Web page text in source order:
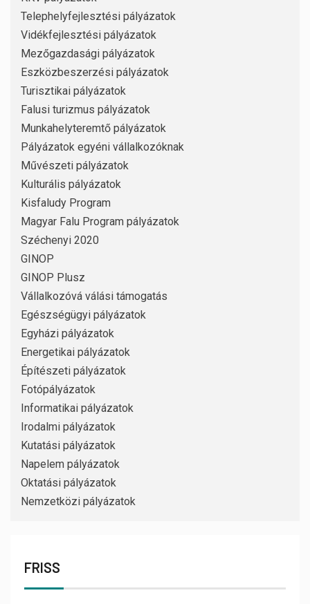
Telephelyfejlesztési pályázatok
Vidékfejlesztési pályázatok
Mezőgazdasági pályázatok
Eszközbeszerzési pályázatok
Turisztikai pályázatok
Falusi turizmus pályázatok
Munkahelyteremtő pályázatok
Pályázatok egyéni vállalkozóknak
Művészeti pályázatok
Kulturális pályázatok
Kisfaludy Program
Magyar Falu Program pályázatok
Széchenyi 2020
GINOP
GINOP Plusz
Vállalkozóvá válási támogatás
Egészségügyi pályázatok
Egyházi pályázatok
Energetikai pályázatok
Építészeti pályázatok
Fotópályázatok
Informatikai pályázatok
Irodalmi pályázatok
Kutatási pályázatok
Napelem pályázatok
Oktatási pályázatok
Nemzetközi pályázatok
FRISS